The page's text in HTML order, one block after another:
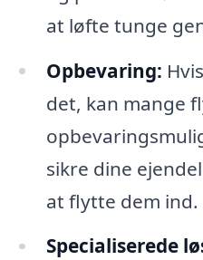
at løfte tunge
Opbevaring:
det, kan mange
sikre dine
at flytte dem ind.
Specialiserede